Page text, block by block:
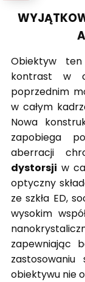
Obiektyw
kontrast w
poprzednim
w całym
Nowa
zapobiega
aberracji
dystorsji w
optyczny
ze szkła ED,
wysokim
zapewniając
obiektywu nie